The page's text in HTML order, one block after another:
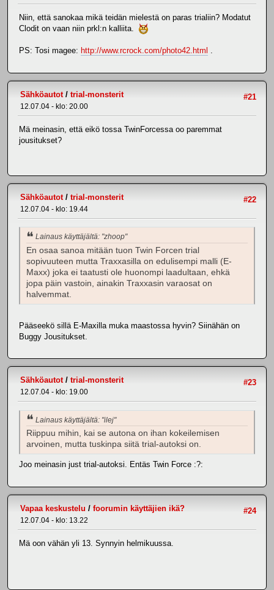
Niin, että sanokaa mikä teidän mielestä on paras trialiin? Modatut
Clodit on vaan niin prkl:n kalliita.
PS: Tosi magee: http://www.rcrock.com/photo42.html .
#21
Sähköautot/ trial-monsterit
12.07.04 - klo: 20.00
Mä meinasin, että eikö tossa TwinForcessa oo paremmat
jousitukset?
#22
Sähköautot/ trial-monsterit
12.07.04 - klo: 19.44
Lainaus käyttäjältä: "zhoop"
En osaa sanoa mitään tuon Twin Forcen trial
sopivuuteen mutta Traxxasilla on edulisempi malli (E-
Maxx) joka ei taatusti ole huonompi laadultaan, ehkä
jopa päin vastoin, ainakin Traxxasin varaosat on
halvemmat.
Pääseekö sillä E-Maxilla muka maastossa hyvin? Siinähän on
Buggy Jousitukset.
#23
Sähköautot/ trial-monsterit
12.07.04 - klo: 19.00
Lainaus käyttäjältä: "ilej"
Riippuu mihin, kai se autona on ihan kokeilemisen
arvoinen, mutta tuskinpa siitä trial-autoksi on.
Joo meinasin just trial-autoksi. Entäs Twin Force :?:
#24
Vapaa keskustelu / foorumin käyttäjien ikä?
12.07.04 - klo: 13.22
Mä oon vähän yli 13. Synnyin helmikuussa.